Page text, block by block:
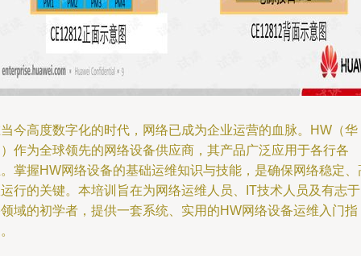
今高度数字化的时代，网络已成为企业运营的血脉。HW（华
作为全球领先的网络设备供应商，其产品广泛应用于各行各
掌握HW网络设备的基础运维知识与技能，是确保网络稳定、
行的关键。本培训旨在为网络运维人员、IT技术人员及有志
域的初学者，提供一套系统、实用的HW网络设备运维入门指